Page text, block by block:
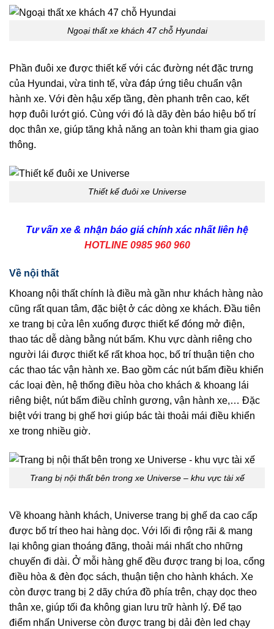
Ngoại thất xe khách 47 chỗ Hyundai
Phần đuôi xe được thiết kế với các đường nét đặc trưng
của Hyundai, vừa tinh tế, vừa đáp ứng tiêu chuẩn vận
hành xe. Với đèn hậu xếp tầng, đèn phanh trên cao, kết
hợp đuôi lướt gió. Cùng với đó là dãy đèn báo hiệu bố trí
dọc thân xe, giúp tăng khả năng an toàn khi tham gia giao
thông.
Thiết kế đuôi xe Universe
Tư vấn xe & nhận báo giá chính xác nhất liên hệ
HOTLINE 0985 960 960
Về nội thất
Khoang nội thất chính là điều mà gần như khách hàng nào
cũng rất quan tâm, đặc biệt ở các dòng xe khách. Đầu tiên
xe trang bị cửa lên xuống được thiết kế đóng mở điện,
thao tác dễ dàng bằng nút bấm. Khu vực dành riêng cho
người lái được thiết kế rất khoa học, bố trí thuận tiện cho
các thao tác vận hành xe. Bao gồm các nút bấm điều khiển
các loại đèn, hệ thống điều hòa cho khách & khoang lái
riêng biệt, nút bấm điều chỉnh gương, vận hành xe,… Đặc
biệt với trang bị ghế hơi giúp bác tài thoải mái điều khiển
xe trong nhiều giờ.
Trang bị nội thất bên trong xe Universe – khu vực tài xế
Về khoang hành khách, Universe trang bị ghế da cao cấp
được bố trí theo hai hàng dọc. Với lối đi rộng rãi & mang
lại không gian thoáng đãng, thoải mái nhất cho những
chuyến đi dài. Ở mỗi hàng ghế đều được trang bị loa, cổng
điều hòa & đèn đọc sách, thuận tiện cho hành khách. Xe
còn được trang bị 2 dãy chứa đồ phía trên, chạy dọc theo
thân xe, giúp tối đa không gian lưu trữ hành lý. Để tạo
điểm nhấn Universe còn được trang bị dải đèn led chạy